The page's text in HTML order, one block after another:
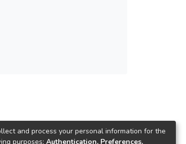
and process your personal information for the
purposes: Authentication, Preferences,